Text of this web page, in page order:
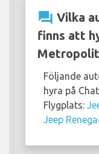
question_answer Vilka
finns att
Följande
hyra på
Flygplats:
Jeep